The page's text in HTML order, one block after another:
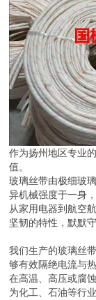
作为扬州地区专业
值。
玻璃丝带由极细玻
异机械强度于一身
从家用电器到航空
坚韧的特性，默默
我们生产的玻璃丝
够有效隔绝电流与热
在高温、高压或腐
为化工、石油等行